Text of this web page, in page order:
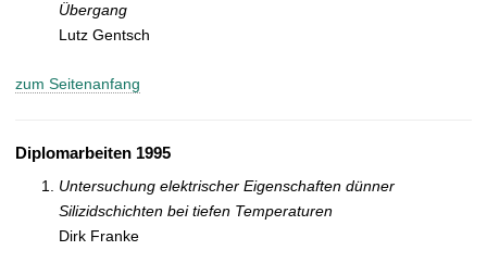
Übergang
Lutz Gentsch
zum Seitenanfang
Diplomarbeiten 1995
Untersuchung elektrischer Eigenschaften dünner
Silizidschichten bei tiefen Temperaturen
Dirk Franke